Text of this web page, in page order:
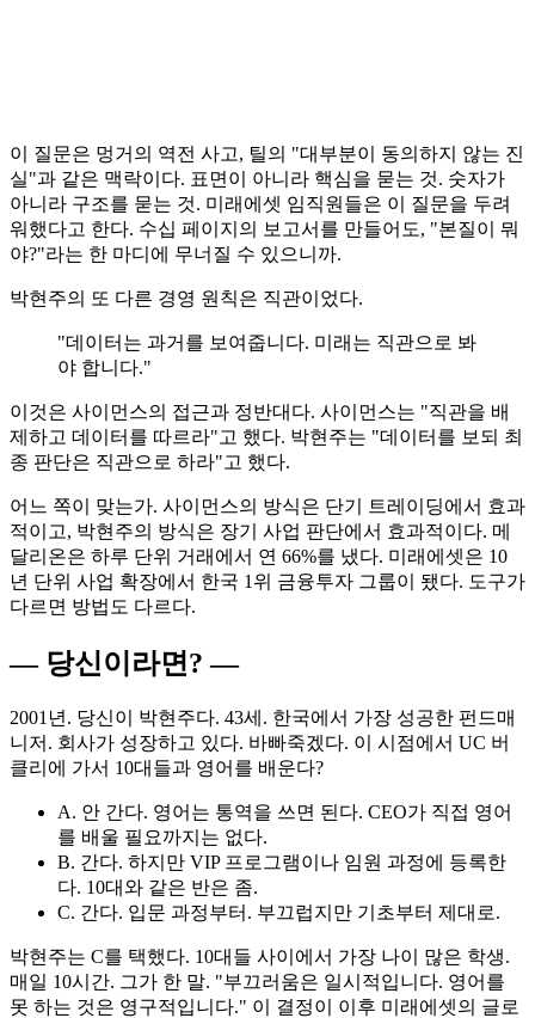
이 질문은 멍거의 역전 사고, 틸의 "대부분이 동의하지 않는 진
실"과 같은 맥락이다. 표면이 아니라 핵심을 묻는 것. 숫자가
아니라 구조를 묻는 것. 미래에셋 임직원들은 이 질문을 두려
워했다고 한다. 수십 페이지의 보고서를 만들어도, "본질이 뭐
야?"라는 한 마디에 무너질 수 있으니까.
박현주의 또 다른 경영 원칙은 직관이었다.
"데이터는 과거를 보여줍니다. 미래는 직관으로 봐
야 합니다."
이것은 사이먼스의 접근과 정반대다. 사이먼스는 "직관을 배
제하고 데이터를 따르라"고 했다. 박현주는 "데이터를 보되 최
종 판단은 직관으로 하라"고 했다.
어느 쪽이 맞는가. 사이먼스의 방식은 단기 트레이딩에서 효과
적이고, 박현주의 방식은 장기 사업 판단에서 효과적이다. 메
달리온은 하루 단위 거래에서 연 66%를 냈다. 미래에셋은 10
년 단위 사업 확장에서 한국 1위 금융투자 그룹이 됐다. 도구가
다르면 방법도 다르다.
— 당신이라면? —
2001년. 당신이 박현주다. 43세. 한국에서 가장 성공한 펀드매
니저. 회사가 성장하고 있다. 바빠죽겠다. 이 시점에서 UC 버
클리에 가서 10대들과 영어를 배운다?
A. 안 간다. 영어는 통역을 쓰면 된다. CEO가 직접 영어
를 배울 필요까지는 없다.
B. 간다. 하지만 VIP 프로그램이나 임원 과정에 등록한
다. 10대와 같은 반은 좀.
C. 간다. 입문 과정부터. 부끄럽지만 기초부터 제대로.
박현주는 C를 택했다. 10대들 사이에서 가장 나이 많은 학생.
매일 10시간. 그가 한 말. "부끄러움은 일시적입니다. 영어를
못 하는 것은 영구적입니다." 이 결정이 이후 미래에셋의 글로